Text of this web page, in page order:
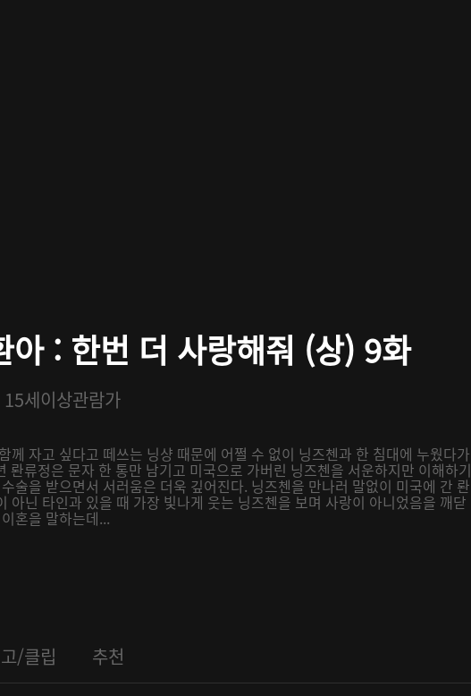
아 : 한번 더 사랑해줘 (상) 9화
15세이상관람가
께 자고 싶다고 떼쓰는 닝샹 때문에 어쩔 수 없이 닝즈첸과 한 침대에 누웠다가
롼류정은 문자 한 통만 남기고 미국으로 가버린 닝즈첸을 서운하지만 이해하기
술을 받으면서 서러움은 더욱 깊어진다. 닝즈첸을 만나러 말없이 미국에 간 롼
아닌 타인과 있을 때 가장 빛나게 웃는 닝즈첸을 보며 사랑이 아니었음을 깨닫
혼을 말하는데...
/클립 추천